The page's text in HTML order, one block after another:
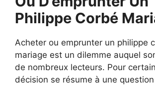
Philippe Corbé
Acheter ou emprunter un philippe
mariage est un dilemme auquel
de nombreux lecteurs. Pour
décision se résume à une